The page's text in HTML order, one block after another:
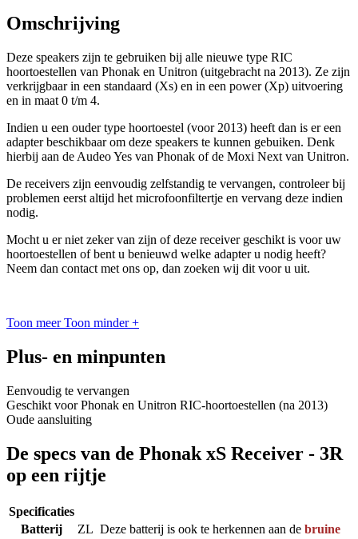
Omschrijving
Deze speakers zijn te gebruiken bij alle nieuwe type RIC
hoortoestellen van Phonak en Unitron (uitgebracht na 2013). Ze zijn
verkrijgbaar in een standaard (Xs) en in een power (Xp) uitvoering
en in maat 0 t/m 4.
Indien u een ouder type hoortoestel (voor 2013) heeft dan is er een
adapter beschikbaar om deze speakers te kunnen gebuiken. Denk
hierbij aan de Audeo Yes van Phonak of de Moxi Next van Unitron.
De receivers zijn eenvoudig zelfstandig te vervangen, controleer bij
problemen eerst altijd het microfoonfiltertje en vervang deze indien
nodig.
Mocht u er niet zeker van zijn of deze receiver geschikt is voor uw
hoortoestellen of bent u benieuwd welke adapter u nodig heeft?
Neem dan contact met ons op, dan zoeken wij dit voor u uit.
Toon meer Toon minder +
Plus- en minpunten
Eenvoudig te vervangen
Geschikt voor Phonak en Unitron RIC-hoortoestellen (na 2013)
Oude aansluiting
De specs van de Phonak xS Receiver - 3R
op een rijtje
Specificaties
Batterij
ZL Deze batterij is ook te herkennen aan de bruine